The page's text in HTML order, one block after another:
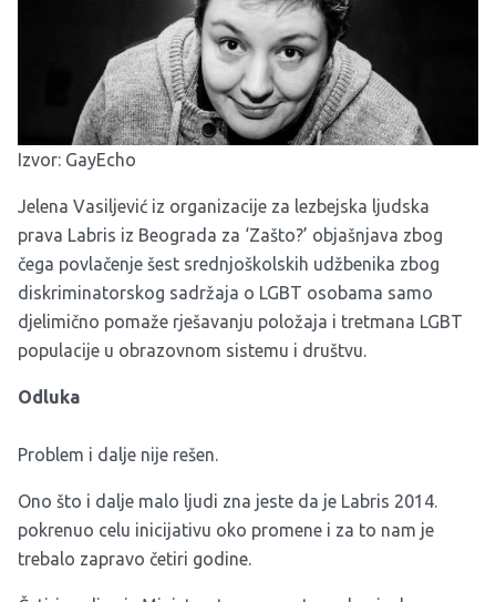
Izvor: GayEcho
Jelena Vasiljević iz organizacije za lezbejska ljudska
prava Labris iz Beograda za ‘Zašto?’ objašnjava zbog
čega povlačenje šest srednjoškolskih udžbenika zbog
diskriminatorskog sadržaja o LGBT osobama samo
djelimično pomaže rješavanju položaja i tretmana LGBT
populacije u obrazovnom sistemu i društvu.
Odluka
Problem i dalje nije rešen.
Ono što i dalje malo ljudi zna jeste da je Labris 2014.
pokrenuo celu inicijativu oko promene i za to nam je
trebalo zapravo četiri godine.